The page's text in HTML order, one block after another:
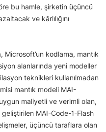
bu hamle, şirketin üçüncü
ve kârlılığını
Microsoft’un kodlama, mantık
alanlarında yeni modeller
teknikleri kullanılmadan
mantık modeli MAI-
maliyetli ve verimli olan,
MAI-Code-1-Flash
üçüncü taraflara olan